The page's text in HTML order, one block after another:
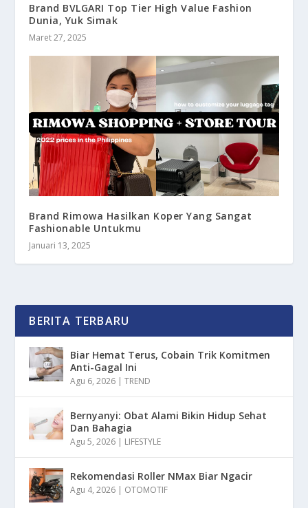
Brand BVLGARI Top Tier High Value Fashion
Dunia, Yuk Simak
Maret 27, 2025
Brand Rimowa Hasilkan Koper Yang Sangat
Fashionable Untukmu
Januari 13, 2025
BERITA TERBARU
Biar Hemat Terus, Cobain Trik Komitmen
Anti-Gagal Ini
Agu 6, 2026 |TREND
Bernyanyi: Obat Alami Bikin Hidup Sehat
Dan Bahagia
Agu 5, 2026 | LIFESTYLE
Rekomendasi Roller NMax Biar Ngacir
Agu 4, 2026 | OTOMOTIF